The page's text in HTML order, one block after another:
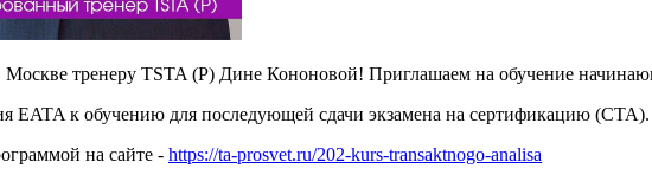
тренеру TSTA (P) Дине Кононовой! Приглашаем на обучение
EATA к обучению для последующей сдачи экзамена на сертификацию (CTA).
на сайте - https://ta-prosvet.ru/202-kurs-transaktnogo-analisa